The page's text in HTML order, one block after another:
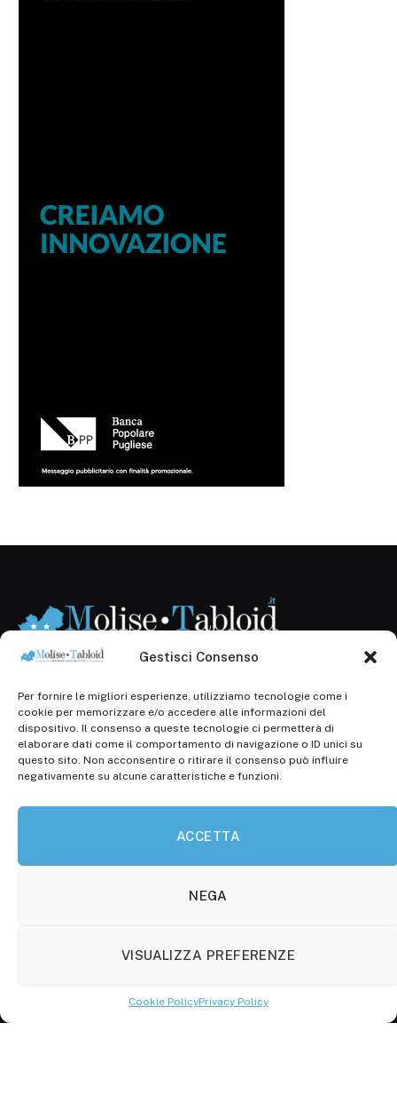
Gestisci Consenso
Per fornire le migliori esperienze, utilizziamo tecnologie come i
cookie per memorizzare e/o accedere alle informazioni del
dispositivo. Il consenso a queste tecnologie ci permetterà di
elaborare dati come il comportamento di navigazione o ID unici su
questo sito. Non acconsentire o ritirare il consenso può influire
negativamente su alcune caratteristiche e funzioni.
ACCETTA
NEGA
VISUALIZZA PREFERENZE
Cookie PolicyPrivacy Policy
Registr. presso il Tribunale di Campobasso: 3/2013 del
14.11.2013, Cron. 1254
Roc: iscrizione n° 25549 (Prot. 1138/com/15 del
30.04.2015)
P.Iva: 01707150700